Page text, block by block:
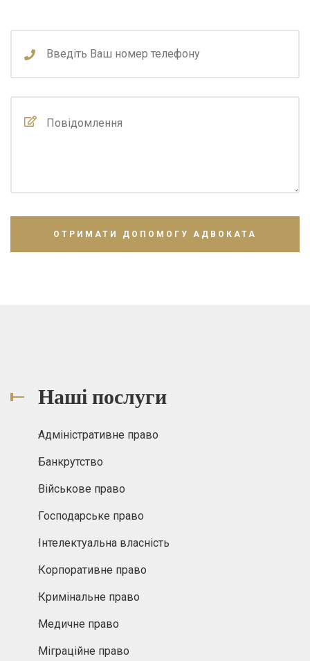
Наші послуги
Адміністративне право
Банкрутство
Військове право
Господарське право
Інтелектуальна власність
Корпоративне право
Кримінальне право
Медичне право
Міграційне право